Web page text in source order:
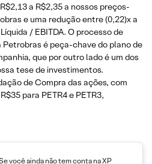
a R$2,35 a nossos preços-
e uma redução entre (0,22)x a
/ EBITDA. O processo de
Petrobras é peça-chave do plano de
que por outro lado é um dos
tese de investimentos.
de Compra das ações, com
para PETR4 e PETR3,
você ainda não tem conta na XP